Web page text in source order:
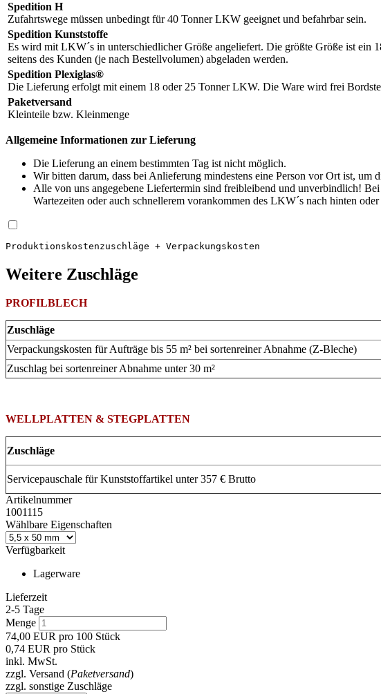
Spedition H
Zufahrtswege müssen unbedingt für 40 Tonner LKW geeignet und befahrbar sein.
Spedition Kunststoffe
Es wird mit LKW´s in unterschiedlicher Größe angeliefert. Die größte Größe ist
seitens des Kunden (je nach Bestellvolumen) abgeladen werden.
Spedition Plexiglas®
Die Lieferung erfolgt mit einem 18 oder 25 Tonner LKW. Die Ware wird frei
Paketversand
Kleinteile bzw. Kleinmenge
Allgemeine Informationen zur Lieferung
Die Lieferung an einem bestimmten Tag ist nicht möglich.
Wir bitten darum, dass bei Anlieferung mindestens eine Person vor Ort ist, um
Alle von uns angegebene Liefertermin sind freibleibend und unverbindlich!
Wartezeiten oder auch schnellerem vorankommen des LKW´s nach hinten
Produktions­kosten­zuschläge + Verpackungskosten
Weitere Zuschläge
PROFILBLECH
Zuschläge
Verpackungskosten für Aufträge bis 55 m² bei sortenreiner Abnahme (Z-Bleche)
Zuschlag bei sortenreiner Abnahme unter 30 m²
WELLPLATTEN & STEGPLATTEN
Zuschläge
Servicepauschale für Kunststoffartikel unter 357 € Brutto
Artikelnummer
1001115
Wählbare Eigenschaften
Verfügbarkeit
Lagerware
Lieferzeit
2-5 Tage
Menge
74,00 EUR pro 100 Stück
0,74 EUR pro Stück
inkl. MwSt.
zzgl. Versand (Paketversand)
zzgl. sonstige Zuschläge